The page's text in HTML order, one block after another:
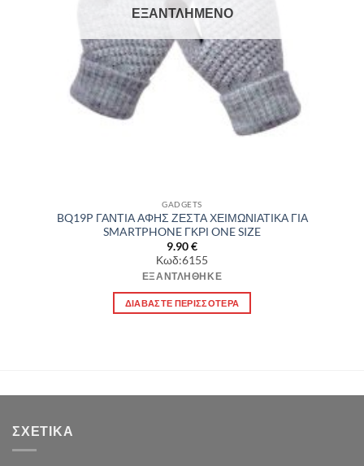
ΕΞΑΝΤΛΗΜΈΝΟ
GADGETS
BQ19P ΓΑΝΤΙΑ ΑΦΗΣ ΖΕΣΤΑ ΧΕΙΜΩΝΙΑΤΙΚΑ ΓΙΑ
SMARTPHONE ΓΚΡΙ ONE SIZE
9.90€
Κωδ:6155
ΕΞΑΝΤΛΉΘΗΚΕ
ΔΙΑΒΆΣΤΕ ΠΕΡΙΣΣΌΤΕΡΑ
ΣΧΕΤΙΚΆ